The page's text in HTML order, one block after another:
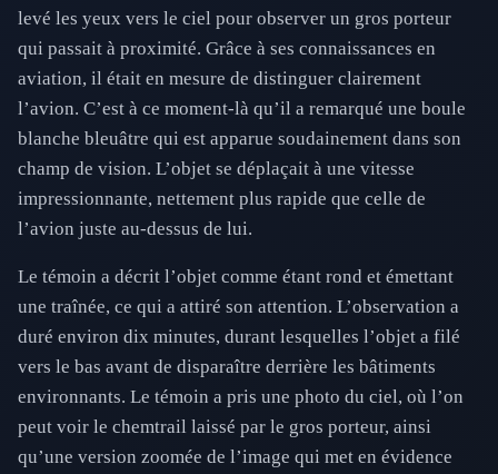
levé les yeux vers le ciel pour observer un gros porteur
qui passait à proximité. Grâce à ses connaissances en
aviation, il était en mesure de distinguer clairement
l’avion. C’est à ce moment-là qu’il a remarqué une boule
blanche bleuâtre qui est apparue soudainement dans son
champ de vision. L’objet se déplaçait à une vitesse
impressionnante, nettement plus rapide que celle de
l’avion juste au-dessus de lui.
Le témoin a décrit l’objet comme étant rond et émettant
une traînée, ce qui a attiré son attention. L’observation a
duré environ dix minutes, durant lesquelles l’objet a filé
vers le bas avant de disparaître derrière les bâtiments
environnants. Le témoin a pris une photo du ciel, où l’on
peut voir le chemtrail laissé par le gros porteur, ainsi
qu’une version zoomée de l’image qui met en évidence